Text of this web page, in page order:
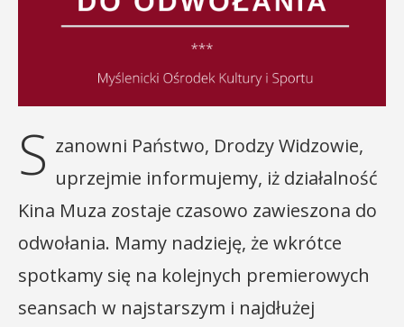
S zanowni Państwo, Drodzy Widzowie,
uprzejmie informujemy, iż działalność
Kina Muza zostaje czasowo zawieszona do
odwołania. Mamy nadzieję, że wkrótce
spotkamy się na kolejnych premierowych
seansach w najstarszym i najdłużej